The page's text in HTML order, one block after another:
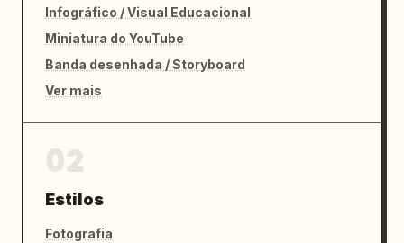
Infográfico / Visual Educacional
Miniatura do YouTube
Banda desenhada / Storyboard
Ver mais
Estilos
Fotografia